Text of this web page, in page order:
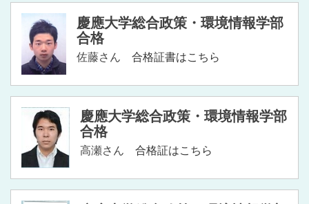
慶應大学総合政策・環境情報学部
合格
佐藤さん 合格証書はこちら
慶應大学総合政策・環境情報学部
合格
高瀬さん 合格証はこちら